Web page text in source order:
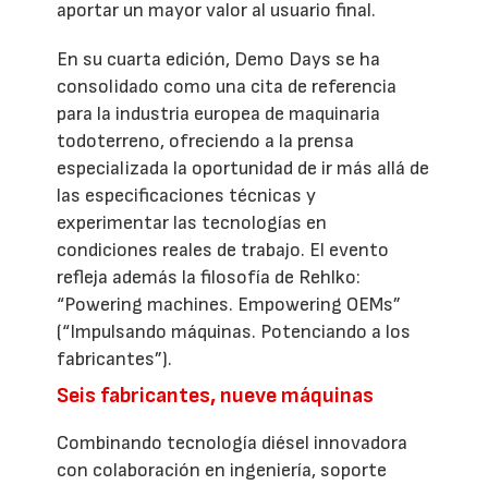
aportar un mayor valor al usuario final.
En su cuarta edición, Demo Days se ha
consolidado como una cita de referencia
para la industria europea de maquinaria
todoterreno, ofreciendo a la prensa
especializada la oportunidad de ir más allá de
las especificaciones técnicas y
experimentar las tecnologías en
condiciones reales de trabajo. El evento
refleja además la filosofía de Rehlko:
“Powering machines. Empowering OEMs”
(“Impulsando máquinas. Potenciando a los
fabricantes”).
Seis fabricantes, nueve máquinas
Combinando tecnología diésel innovadora
con colaboración en ingeniería, soporte